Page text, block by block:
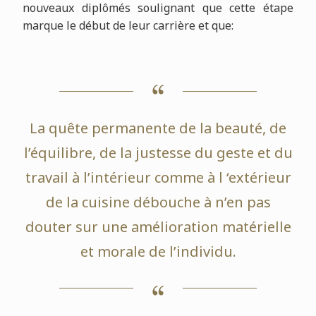
nouveaux diplômés soulignant que cette étape
marque le début de leur carrière et que:
La quête permanente de la beauté, de
l’équilibre, de la justesse du geste et du
travail à l’intérieur comme à l ‘extérieur
de la cuisine débouche à n’en pas
douter sur une amélioration matérielle
et morale de l’individu.